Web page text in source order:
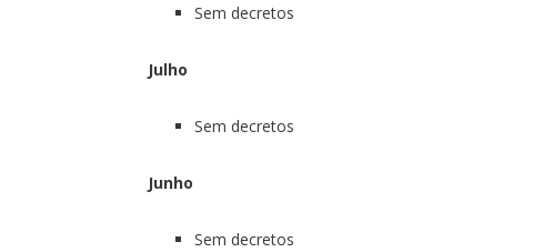
Sem decretos
Julho
Sem decretos
Junho
Sem decretos